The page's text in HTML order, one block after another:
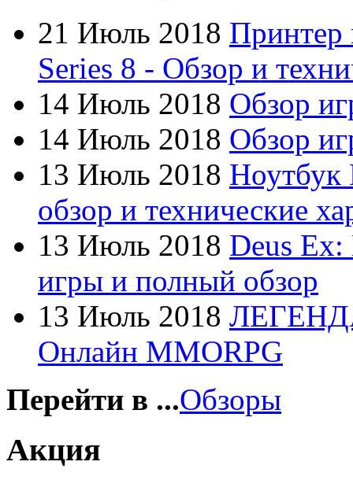
Dell(7)
Dex
Everest
Firtech
Flyper
Foxconn
Fujitsu
G-cube
Gelezka
Gembird
Gemix
Gigabyte
21 Июль 2018 Принтер
Series 8 - Обзор и
14 Июль 2018 Обзор
14 Июль 2018 Обзор
13 Июль 2018 Ноутбук
обзор и технические
13 Июль 2018 Deus
игры и полный обзор
13 Июль 2018
Онлайн MMORPG
Перейти в ...Обзоры
Акция